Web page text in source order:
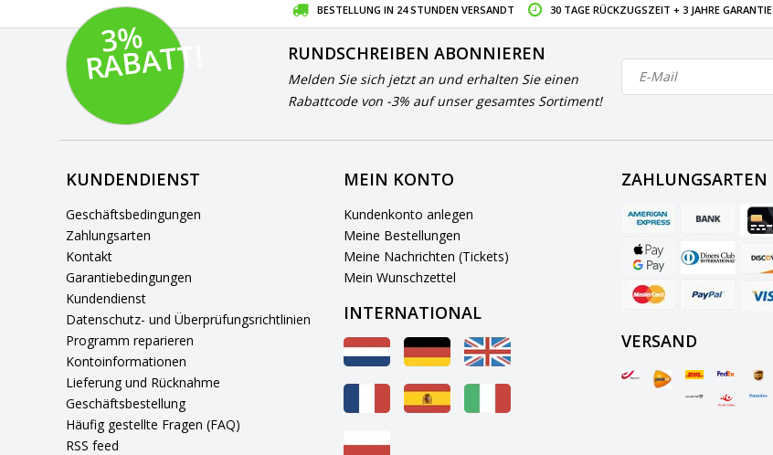
BESTELLUNG IN 24 STUNDEN VERSANDT 30 TAGE RÜCKZUGSZEIT + 3 JAHRE GARANTIE
3
%
R
A
B
A
T
T! RUNDSCHREIBEN ABONNIEREN
Melden Sie sich jetzt an und erhalten Sie einen
Rabattcode von -3% auf unser gesamtes Sortiment!
KUNDENDIENST
Geschäftsbedingungen
Zahlungsarten
Kontakt
Garantiebedingungen
Kundendienst
Datenschutz- und Überprüfungsrichtlinien
Programm reparieren
Kontoinformationen
Lieferung und Rücknahme
Geschäftsbestellung
Häufig gestellte Fragen (FAQ)
RSS feed
MEIN KONTO
Kundenkonto anlegen
Meine Bestellungen
Meine Nachrichten (Tickets)
Mein Wunschzettel
INTERNATIONAL
ZAHLUNGSARTEN
VERSAND